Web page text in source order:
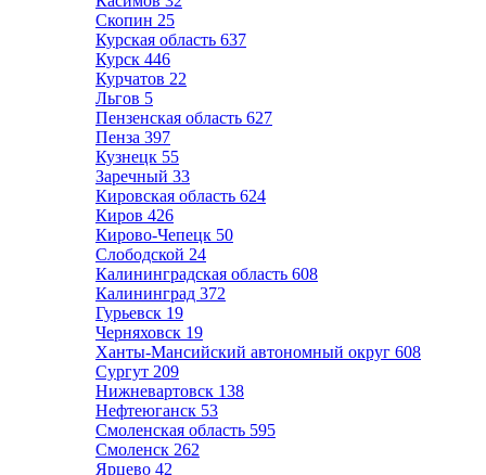
Скопин 25
Курская область 637
Курск 446
Курчатов 22
Льгов 5
Пензенская область 627
Пенза 397
Кузнецк 55
Заречный 33
Кировская область 624
Киров 426
Кирово-Чепецк 50
Слободской 24
Калининградская область 608
Калининград 372
Гурьевск 19
Черняховск 19
Ханты-Мансийский автономный округ 608
Сургут 209
Нижневартовск 138
Нефтеюганск 53
Смоленская область 595
Смоленск 262
Ярцево 42